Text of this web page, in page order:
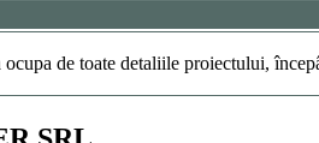
de toate detaliile proiectului,